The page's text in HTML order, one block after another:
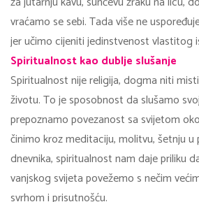
vraćamo se sebi. Tada više ne
jer učimo cijeniti jedinstvenost vlastitog
Spiritualnost kao dublje slušanje
Spiritualnost nije religija, dogma niti
životu. To je sposobnost da slušamo
prepoznamo povezanost sa svijetom
činimo kroz meditaciju, molitvu, šetnju u
dnevnika, spiritualnost nam daje priliku
vanjskog svijeta povežemo s nečim